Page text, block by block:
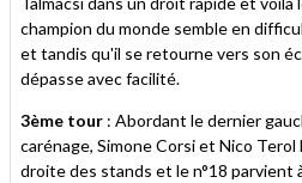
champion du monde semble en
et tandis qu'il se retourne vers son
dépasse avec facilité.
3ème tour : Abordant le dernier
carénage, Simone Corsi et Nico
droite des stands et le n°18 parvient